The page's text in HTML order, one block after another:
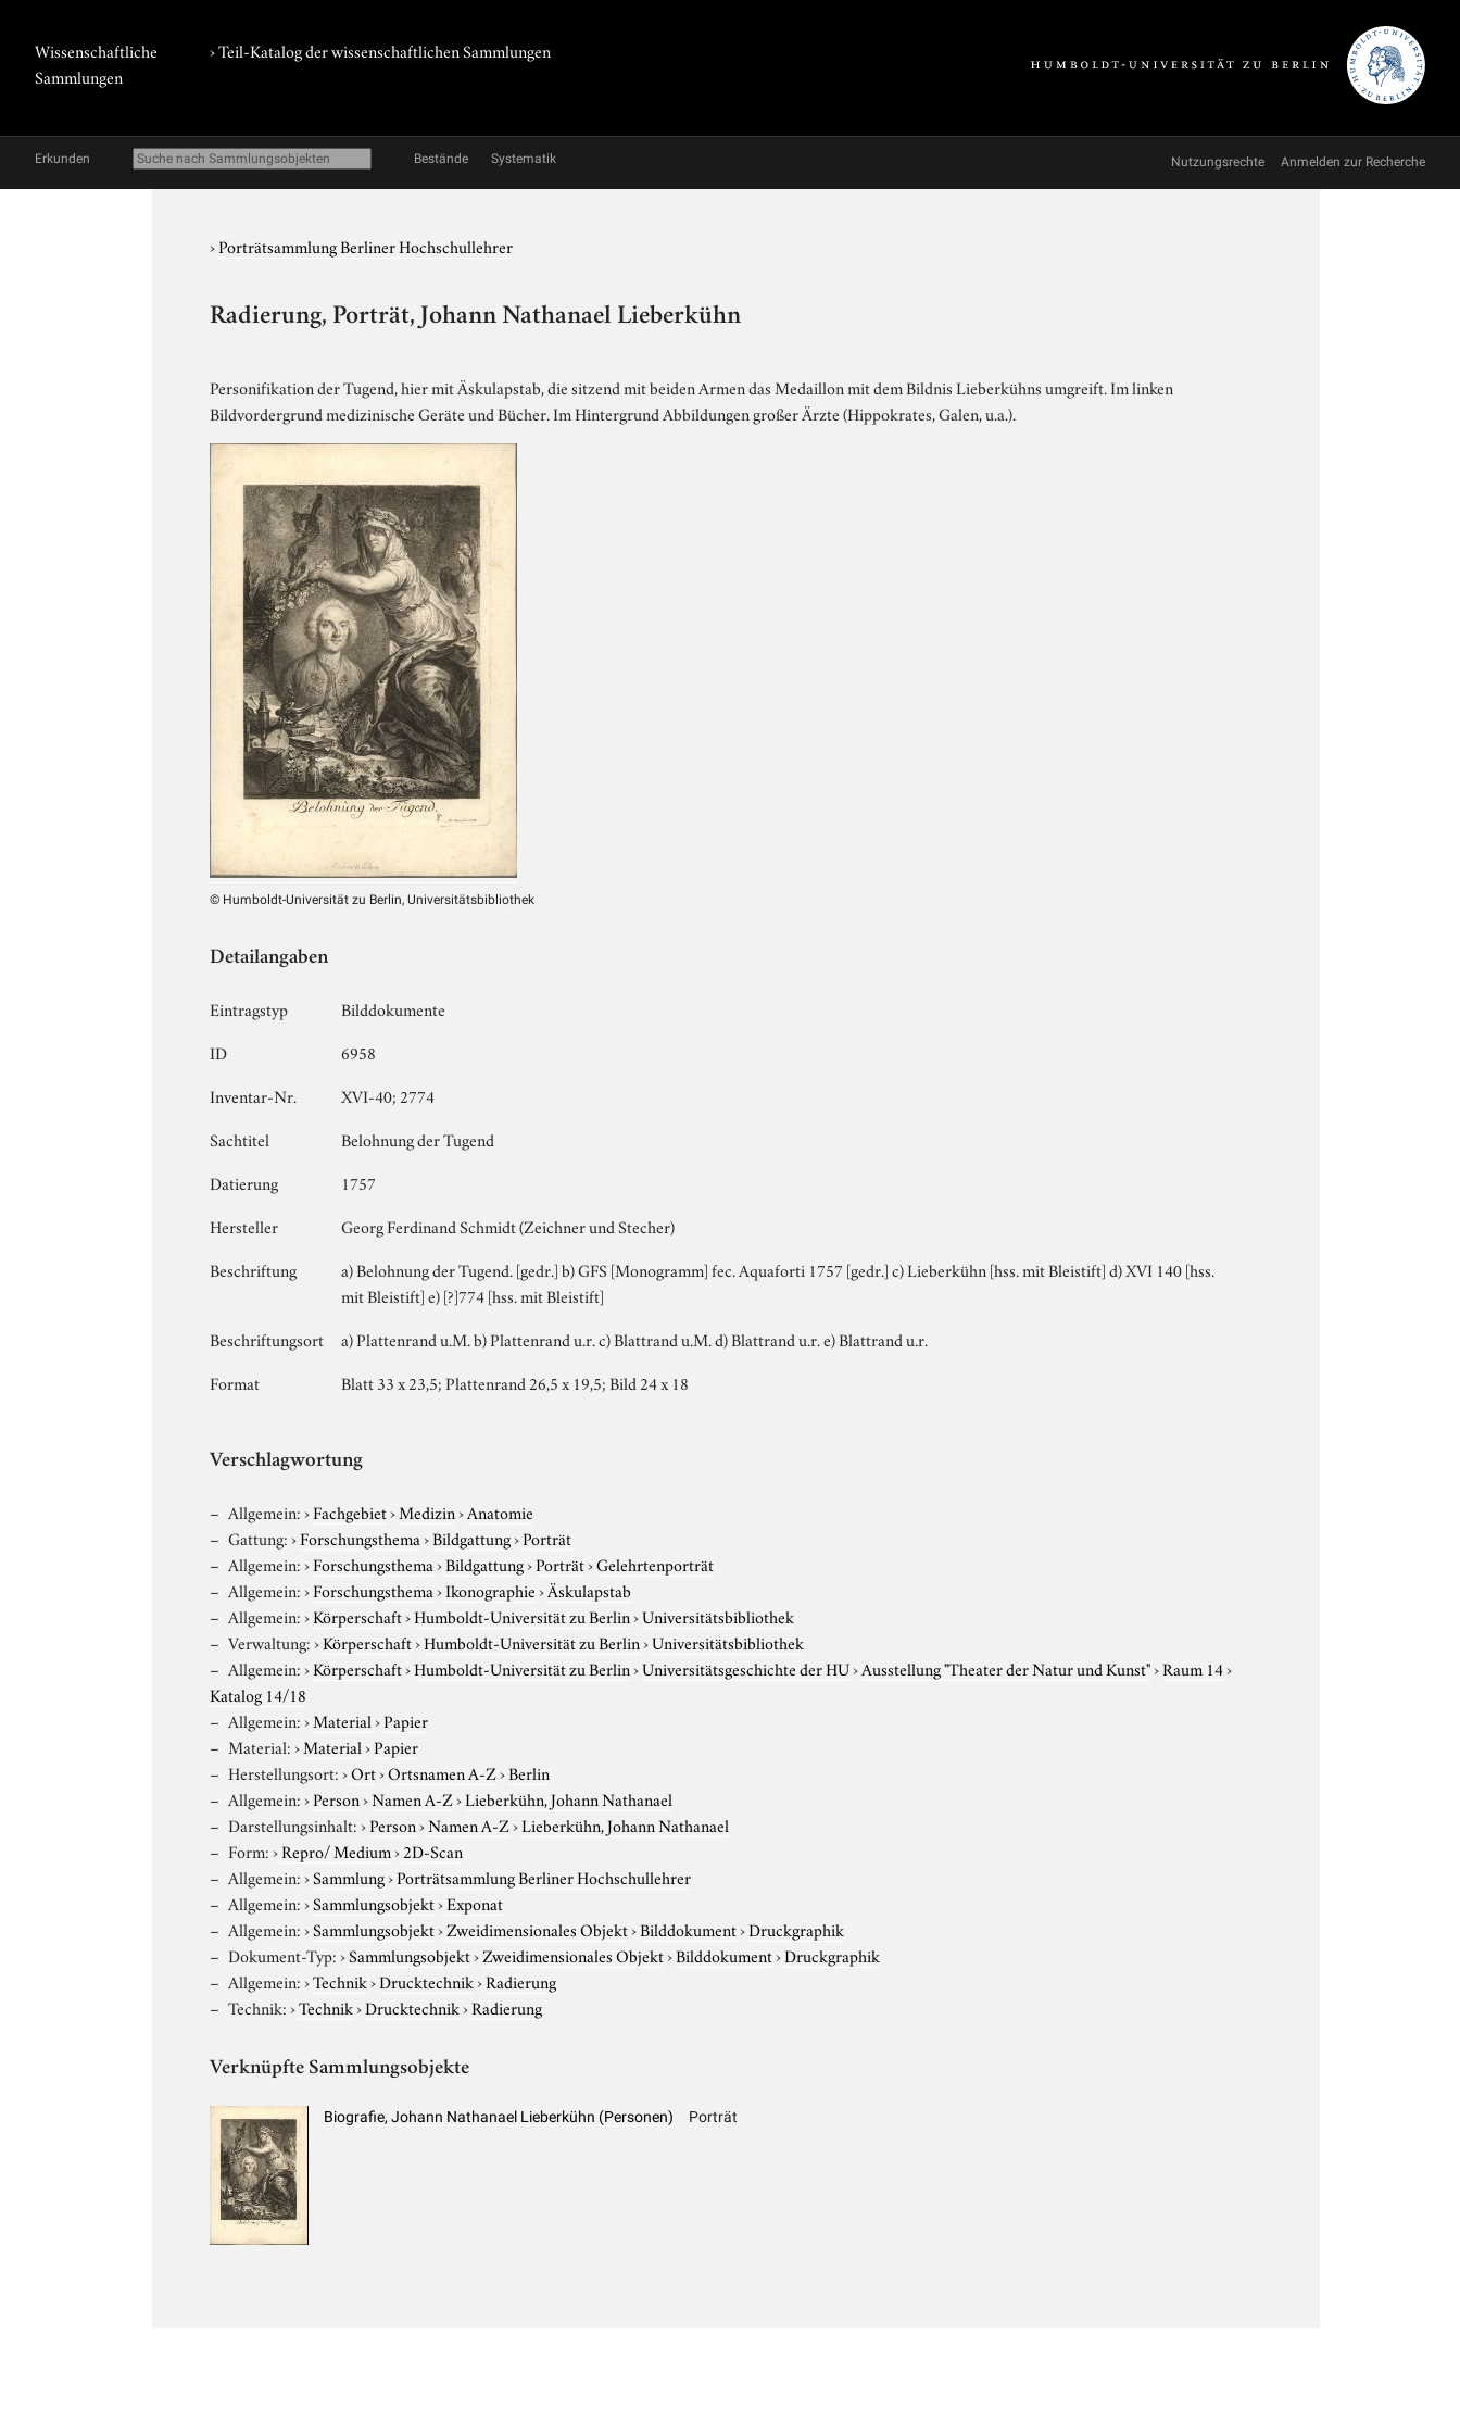
Wissenschaftliche
Sammlungen
› Teil-Katalog der wissenschaftlichen Sammlungen
Erkunden Bestände Systematik Nutzungsrechte Anmelden zur Recherche
›Porträtsammlung Berliner Hochschullehrer
Radierung, Porträt, Johann Nathanael Lieberkühn
Personifikation der Tugend, hier mit Äskulapstab, die sitzend mit beiden Armen das Medaillon mit dem Bildnis Lieberkühns umgreift. Im linken
Bildvordergrund medizinische Geräte und Bücher. Im Hintergrund Abbildungen großer Ärzte (Hippokrates, Galen, u.a.).
© Humboldt-Universität zu Berlin, Universitätsbibliothek
Detailangaben
Eintragstyp
Bilddokumente
ID
6958
Inventar-Nr.
XVI-40; 2774
Sachtitel
Belohnung der Tugend
Datierung
1757
Hersteller
Georg Ferdinand Schmidt (Zeichner und Stecher)
Beschriftung
a) Belohnung der Tugend. [gedr.] b) GFS [Monogramm] fec. Aquaforti 1757 [gedr.] c) Lieberkühn [hss. mit Bleistift] d) XVI 140 [hss.
mit Bleistift] e) [?]774 [hss. mit Bleistift]
Beschriftungsort
a) Plattenrand u.M. b) Plattenrand u.r. c) Blattrand u.M. d) Blattrand u.r. e) Blattrand u.r.
Format
Blatt 33 x 23,5; Plattenrand 26,5 x 19,5; Bild 24 x 18
Verschlagwortung
Allgemein:›Fachgebiet›Medizin›Anatomie
Gattung:›Forschungsthema›Bildgattung›Porträt
Allgemein:›Forschungsthema›Bildgattung›Porträt›Gelehrtenporträt
Allgemein:›Forschungsthema›Ikonographie›Äskulapstab
Allgemein:›Körperschaft›Humboldt-Universität zu Berlin›Universitätsbibliothek
Verwaltung:›Körperschaft›Humboldt-Universität zu Berlin›Universitätsbibliothek
Allgemein:›Körperschaft›Humboldt-Universität zu Berlin›Universitätsgeschichte der HU›Ausstellung "Theater der Natur und Kunst"›Raum 14›
Katalog 14/18
Allgemein:›Material›Papier
Material:›Material›Papier
Herstellungsort:›Ort›Ortsnamen A-Z›Berlin
Allgemein:›Person›Namen A-Z›Lieberkühn, Johann Nathanael
Darstellungsinhalt:›Person›Namen A-Z›Lieberkühn, Johann Nathanael
Form:›Repro/ Medium›2D-Scan
Allgemein:›Sammlung›Porträtsammlung Berliner Hochschullehrer
Allgemein:›Sammlungsobjekt›Exponat
Allgemein:›Sammlungsobjekt›Zweidimensionales Objekt›Bilddokument›Druckgraphik
Dokument-Typ:›Sammlungsobjekt›Zweidimensionales Objekt›Bilddokument›Druckgraphik
Allgemein:›Technik›Drucktechnik›Radierung
Technik:›Technik›Drucktechnik›Radierung
Verknüpfte Sammlungsobjekte
Biografie, Johann Nathanael Lieberkühn (Personen) Porträt